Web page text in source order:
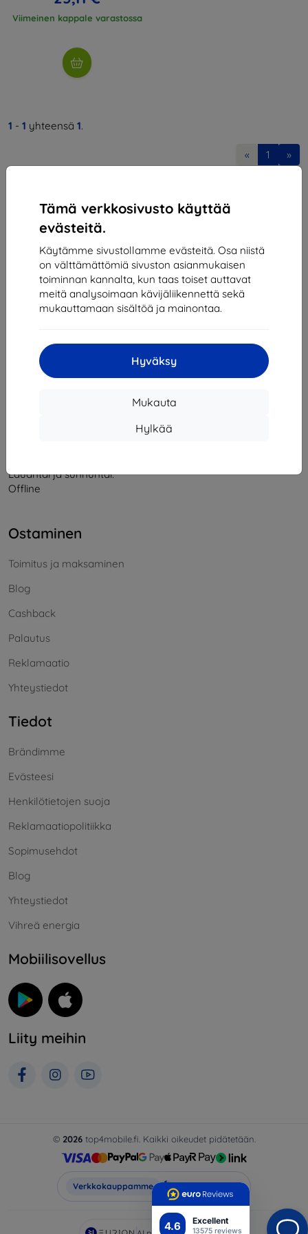
4.6 Excellent
13575 reviews
Tämä verkkosivusto käyttää
evästeitä.
Käytämme sivustollamme evästeitä. Osa niistä
on välttämättömiä sivuston asianmukaisen
toiminnan kannalta, kun taas toiset auttavat
meitä analysoimaan kävijäliikennettä sekä
mukauttamaan sisältöä ja mainontaa.
Hyväksy
Mukauta
Hylkää
Viimeinen kappale varastossa
1 - 1 yhteensä 1.
« 1 »
Shield-SK s.r.o.
Y-tunnus:46701494
ALV-tunnus:SK2023549671
Yhteystiedot
info@top4mobile.eu
Maanantaista perjantaihin:
Lauantai ja sunnuntai:
Offline
Ostaminen
Toimitus ja maksaminen
Blog
Cashback
Palautus
Reklamaatio
Yhteystiedot
Tiedot
Brändimme
Evästeesi
Henkilötietojen suoja
Reklamaatiopolitiikka
Sopimusehdot
Blog
Yhteystiedot
Vihreä energia
Mobiilisovellus
Liity meihin
© 2026top4mobile.fi. Kaikki oikeudet pidätetään.
Verkkokauppamme Top4Mobile.fi